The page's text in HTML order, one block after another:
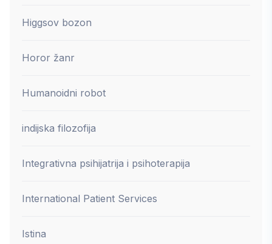
Higgsov bozon
Horor žanr
Humanoidni robot
indijska filozofija
Integrativna psihijatrija i psihoterapija
International Patient Services
Istina